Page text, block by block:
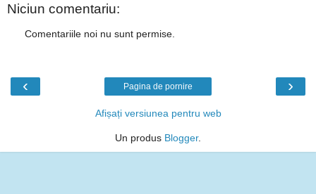
Niciun comentariu:
Comentariile noi nu sunt permise.
‹ ›
Pagina de pornire
Afișați versiunea pentru web
Un produs Blogger.